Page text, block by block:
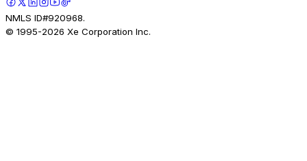
NMLS ID#920968.
© 1995-2026 Xe Corporation Inc.